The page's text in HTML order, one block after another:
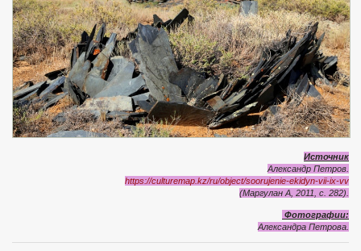
Источник
Александр Петров.
https://culturemap.kz/ru/object/soorujenie-ekidyn-vii-ix-vv
(Маргулан А, 2011, с. 282).
Фотографии:
Александра Петрова.